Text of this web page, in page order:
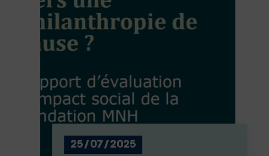
25/07/2025